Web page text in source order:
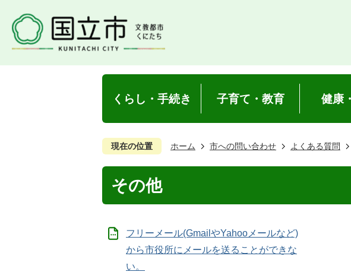
くらし・手続き 子育て・教育 健康
現在の位置 ホーム 市への問い合わせ よくある質問
その他
フリーメール(GmailやYahooメールなど)
から市役所にメールを送ることができな
い。